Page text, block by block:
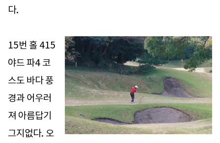
다.
15번 홀 415
야드 파4 코
스도 바다 풍
경과 어우러
져 아름답기
그지없다. 오